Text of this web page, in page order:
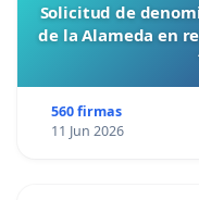
Solicitud de
de la Alameda en
560 firmas
11 Jun 2026